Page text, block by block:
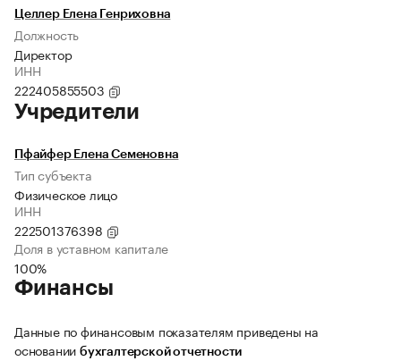
Целлер Елена Генриховна
Должность
Директор
ИНН
222405855503
Учредители
Пфайфер Елена Семеновна
Тип субъекта
Физическое лицо
ИНН
222501376398
Доля в уставном капитале
100%
Финансы
Данные по финансовым показателям приведены на
основании бухгалтерской отчетности